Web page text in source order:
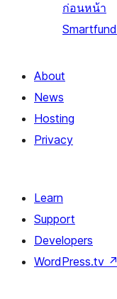
ก่อนหน้า
Smartfund
About
News
Hosting
Privacy
Learn
Support
Developers
WordPress.tv ↗